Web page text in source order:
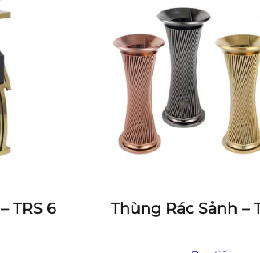
TRS 6 Thùng Rác Sảnh –